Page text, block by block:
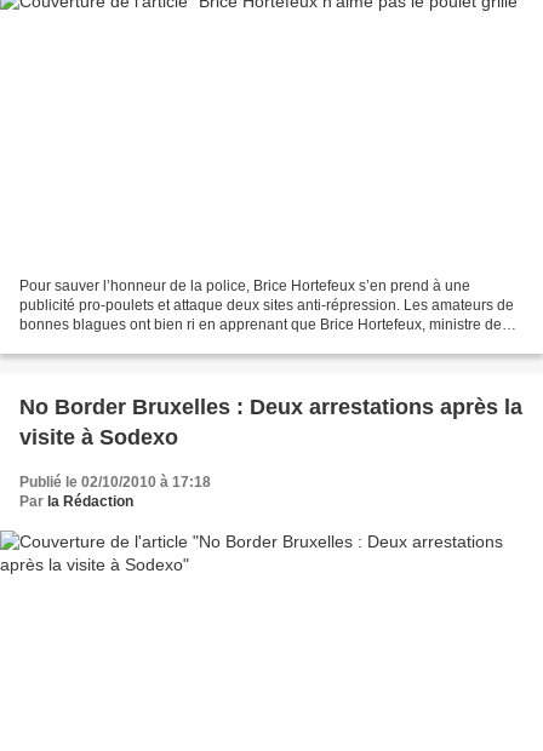
Pour sauver l’honneur de la police, Brice Hortefeux s’en prend à une
publicité pro-poulets et attaque deux sites anti-répression. Les amateurs de
bonnes blagues ont bien ri en apprenant que Brice Hortefeux, ministre de
No Border Bruxelles : Deux arrestations après la
visite à Sodexo
Publié le 02/10/2010 à 17:18
Par la Rédaction